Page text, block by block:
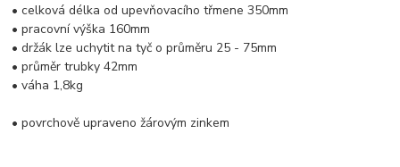
• celková délka od upevňovacího třmene 350mm
• pracovní výška 160mm
• držák lze uchytit na tyč o průměru 25 - 75mm
• průměr trubky 42mm
• váha 1,8kg
• povrchově upraveno žárovým zinkem